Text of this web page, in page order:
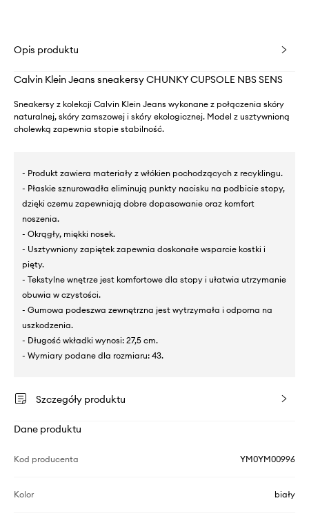
Opis produktu
Calvin Klein Jeans sneakersy CHUNKY CUPSOLE NBS SENS
Sneakersy z kolekcji Calvin Klein Jeans wykonane z połączenia skóry
naturalnej, skóry zamszowej i skóry ekologicznej. Model z usztywnioną
cholewką zapewnia stopie stabilność.
- Produkt zawiera materiały z włókien pochodzących z recyklingu.
- Płaskie sznurowadła eliminują punkty nacisku na podbicie stopy,
dzięki czemu zapewniają dobre dopasowanie oraz komfort
noszenia.
- Okrągły, miękki nosek.
- Usztywniony zapiętek zapewnia doskonałe wsparcie kostki i
pięty.
- Tekstylne wnętrze jest komfortowe dla stopy i ułatwia utrzymanie
obuwia w czystości.
- Gumowa podeszwa zewnętrzna jest wytrzymała i odporna na
uszkodzenia.
- Długość wkładki wynosi: 27,5 cm.
- Wymiary podane dla rozmiaru: 43.
Szczegóły produktu
Dane produktu
Kod producenta YM0YM00996
Kolor biały